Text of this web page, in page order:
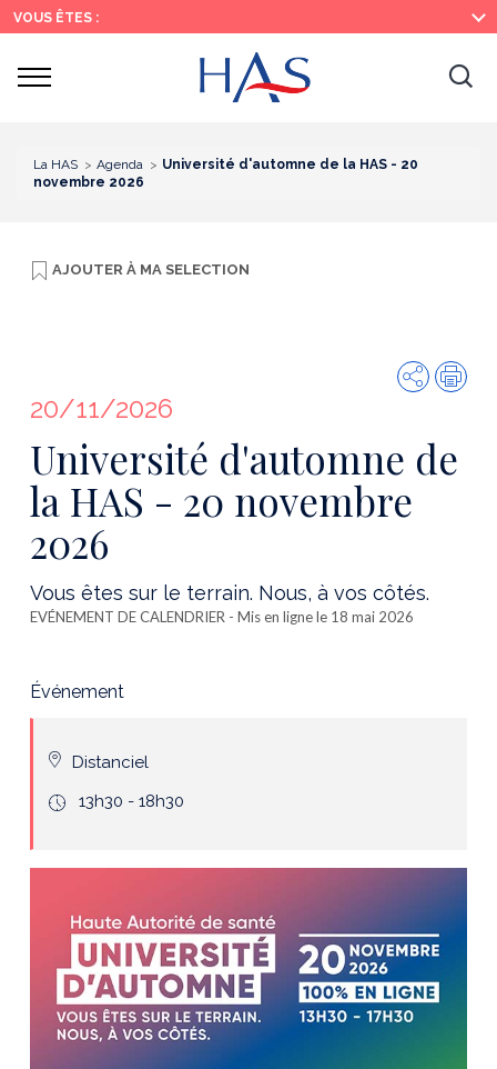
Recherche
Menu
principal
Contenu
principal
VOUS ÊTES :
Ouvrir
La HAS Agenda
Université d'automne de la HAS - 20
novembre 2026
AJOUTER À MA SELECTION
Partager
20/11/2026
Université d'automne de
la HAS - 20 novembre
2026
Vous êtes sur le terrain. Nous, à vos côtés.
EVÉNEMENT DE CALENDRIER - Mis en ligne le 18 mai 2026
Événement
Distanciel
icone
13h30 - 18h30